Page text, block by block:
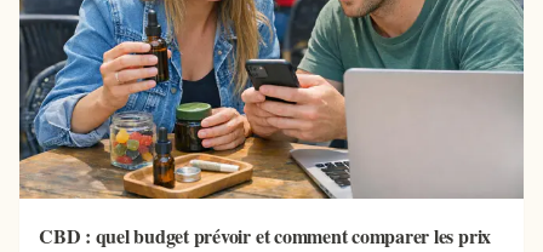
CBD : quel budget prévoir et comment comparer les prix